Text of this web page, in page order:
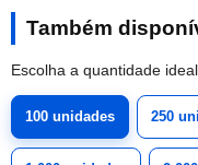
Também
Escolha a quantidade
100 unidades 250